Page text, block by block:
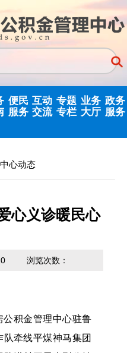
规
规
业务指南
业务指南
便民
服务
利率公告
常见问题
互动
交流
互动反馈
意见征集
专题
专栏
纪检监察
优化营商环境
业务
大厅
省政务
政务
服务
中心动态
心义诊暖民心
浏览次数：
公积金管理中心驻鲁
牵线平煤神马集团